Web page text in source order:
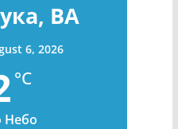
BA
6, 2026
°C
Небо